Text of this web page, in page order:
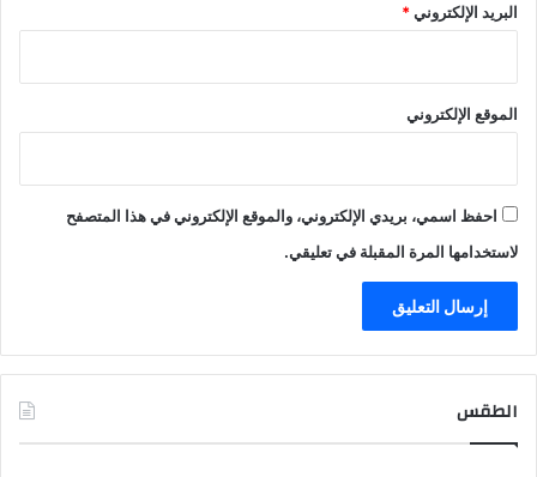
البريد الإلكتروني*
الموقع الإلكتروني
احفظ اسمي، بريدي الإلكتروني، والموقع الإلكتروني في هذا المتصفح
لاستخدامها المرة المقبلة في تعليقي.
الطقس